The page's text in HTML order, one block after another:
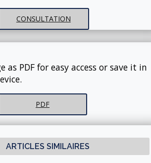
CONSULTATION
as PDF for easy access or save it in
PDF
ARTICLES SIMILAIRES